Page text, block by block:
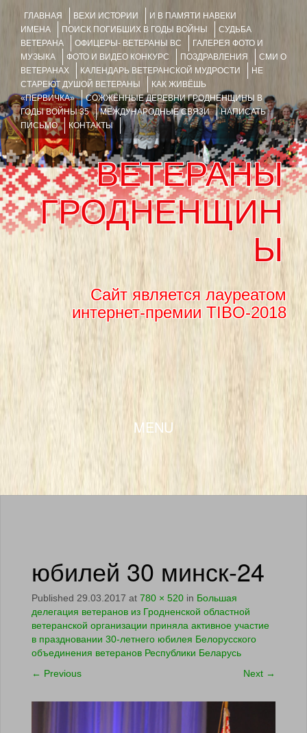
ГЛАВНАЯ ВЕХИ ИСТОРИИ
И В ПАМЯТИ НАВЕКИ
ИМЕНА
ПОИСК ПОГИБШИХ В ГОДЫ ВОЙНЫ
СУДЬБА
ВЕТЕРАНА
ОФИЦЕРЫ- ВЕТЕРАНЫ ВС
ГАЛЕРЕЯ ФОТО И
МУЗЫКА
ФОТО И ВИДЕО КОНКУРС ПОЗДРАВЛЕНИЯ
СМИ О
ВЕТЕРАНАХ
КАЛЕНДАРЬ ВЕТЕРАНСКОЙ МУДРОСТИ
НЕ
СТАРЕЮТ ДУШОЙ ВЕТЕРАНЫ
КАК ЖИВЁШЬ
«ПЕРВИЧКА»
СОЖЖЁННЫЕ ДЕРЕВНИ ГРОДНЕНЩИНЫ В
ГОДЫ ВОЙНЫ 35
МЕЖДУНАРОДНЫЕ СВЯЗИ
НАПИСАТЬ
ПИСЬМО
КОНТАКТЫ
ВЕТЕРАНЫ
ГРОДНЕНЩИН
Ы
Сайт является лауреатом
интернет-премии TIBO-2018
MENU
SKIP TO CONTENT
юбилей 30 минск-24
Published 29.03.2017 at 780 × 520 in Большая
делегация ветеранов из Гродненской областной
ветеранской организации приняла активное участие
в праздновании 30-летнего юбилея Белорусского
объединения ветеранов Республики Беларусь
← Previous Next →